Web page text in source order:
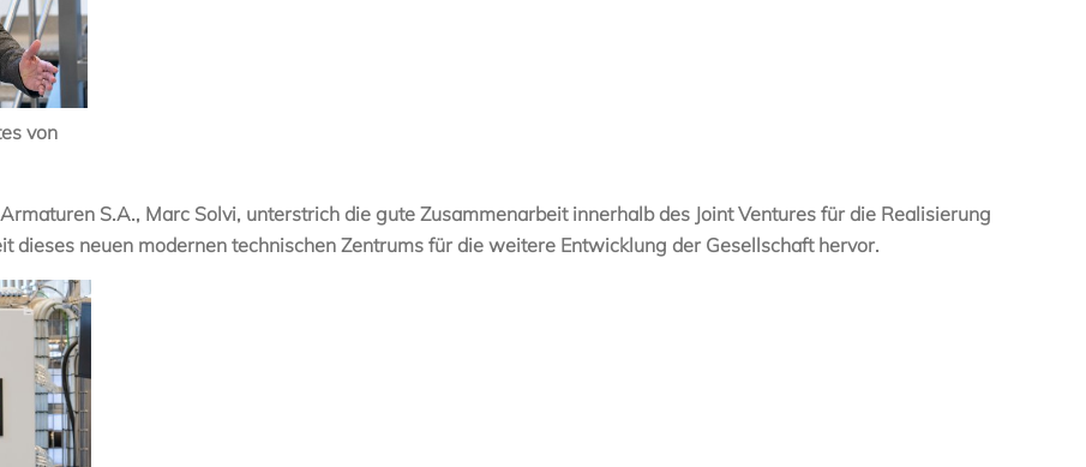
von
S.A., Marc Solvi, unterstrich die gute Zusammenarbeit innerhalb des Joint Ventures für die Realisierung
dieses neuen modernen technischen Zentrums für die weitere Entwicklung der Gesellschaft hervor.